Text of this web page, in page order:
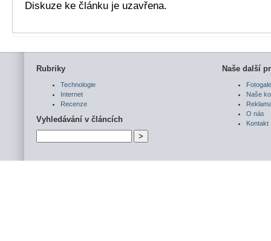
Diskuze ke článku je uzavřena.
Rubriky
Technologie
Internet
Recenze
Vyhledávání v článcích
Naše další
Naše
O nás
Kontakt